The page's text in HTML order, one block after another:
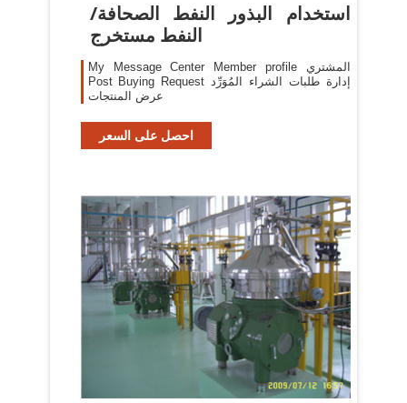
استخدام البذور النفط الصحافة/
النفط مستخرج
My Message Center Member profile المشتري
Post Buying Request إدارة طلبات الشراء المُوَرِّد
عرض المنتجات
احصل على السعر